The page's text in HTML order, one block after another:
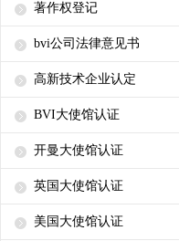
著作权登记
bvi公司法律意见书
高新技术企业认定
BVI大使馆认证
开曼大使馆认证
英国大使馆认证
美国大使馆认证